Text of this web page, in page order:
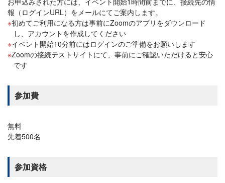
報（ログインURL）をメールにてご案内します。
初めてご利用になる方は事前にZoomのアプリをダウンロード
し、アカウントを作成してください
イベント開始10分前にはログインのご準備をお願いします
Zoomの接続テストサイトにて、事前にご確認いただけると安心
です
参加費
無料
先着500名
参加資格